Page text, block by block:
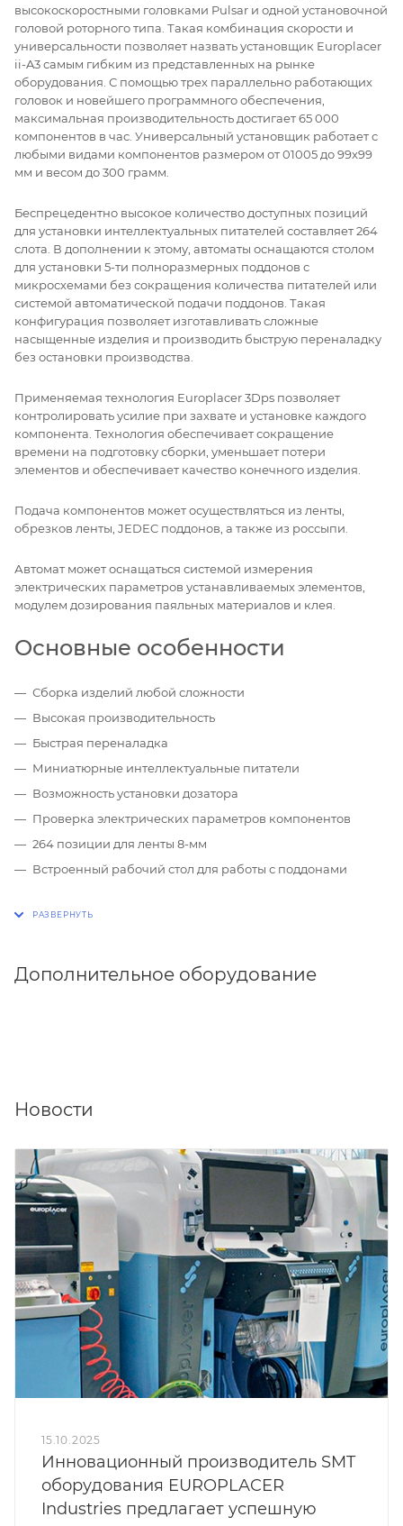
высокоскоростными головками Pulsar и одной установочной
головой роторного типа. Такая комбинация скорости и
универсальности позволяет назвать установщик Europlacer
ii-A3 самым гибким из представленных на рынке
оборудования. С помощью трех параллельно работающих
головок и новейшего программного обеспечения,
максимальная производительность достигает 65 000
компонентов в час. Универсальный установщик работает с
любыми видами компонентов размером от 01005 до 99x99
мм и весом до 300 грамм.
Беспрецедентно высокое количество доступных позиций
для установки интеллектуальных питателей составляет 264
слота. В дополнении к этому, автоматы оснащаются столом
для установки 5-ти полноразмерных поддонов с
микросхемами без сокращения количества питателей или
системой автоматической подачи поддонов. Такая
конфигурация позволяет изготавливать сложные
насыщенные изделия и производить быструю переналадку
без остановки производства.
Применяемая технология Europlacer 3Dps позволяет
контролировать усилие при захвате и установке каждого
компонента. Технология обеспечивает сокращение
времени на подготовку сборки, уменьшает потери
элементов и обеспечивает качество конечного изделия.
Подача компонентов может осуществляться из ленты,
обрезков ленты, JEDEC поддонов, а также из россыпи.
Автомат может оснащаться системой измерения
электрических параметров устанавливаемых элементов,
модулем дозирования паяльных материалов и клея.
Основные особенности
Сборка изделий любой сложности
Высокая производительность
Быстрая переналадка
Миниатюрные интеллектуальные питатели
Возможность установки дозатора
Проверка электрических параметров компонентов
264 позиции для ленты 8-мм
Встроенный рабочий стол для работы с поддонами
Дополнительное оборудование
Новости
15.10.2025
Инновационный производитель SMT
оборудования EUROPLACER
Industries предлагает успешную